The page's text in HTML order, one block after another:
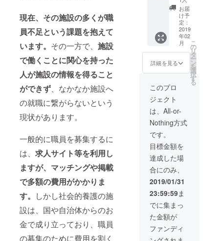
現在、その施設の多くが職
員不足という課題を抱えて
います。 その一方で、 施設
で働くことに関心を持った
人が施設の情報を得ること
ができず、なかなか施設へ
の就職に繋がらないという
現状があります。
一般的に職員を募集するに
は、 求人サイト等を利用し
ますが、マッチングや掲載
で多額の費用がかかりま
す。 しかし社会的養護の施
設は、国や自治体からのお
金で成り立っており、職員
の募集のために費用を割く
す。交
通費は
こちら
が負担
しま
す。) ・
希望者
は作成
した
ホーム
ページ
に名前
掲載さ
せてい
ただき
ます。
法人の
方）
す。 ・
写真付
きお礼
メッ
セージ
カード
(直筆)を
お送り
しま
す。 ・
ビデオ
通話で
のお礼
or直接
会いに
行きま
限らせ
ていた
だきま
す。交
通費は
こちら
が負担
しま
す。) ・
希望者
は作成
した
お届
け予
定：
2019
年02
月
詳細を見る
こ
の
リ
タ
ー
ン
を
選
択
す
る
このプロ
ジェクト
は、All-or-
Nothing方式
です。
目標金額を
達成した場
合にのみ、
2019/01/31
23:59:59ま
でに集まっ
た金額が
ファンディ